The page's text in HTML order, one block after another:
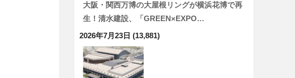
大阪・関西万博の大屋根リングが横浜花博で再
生！清水建設、「GREEN×EXPO…
2026年7月23日 (13,881)